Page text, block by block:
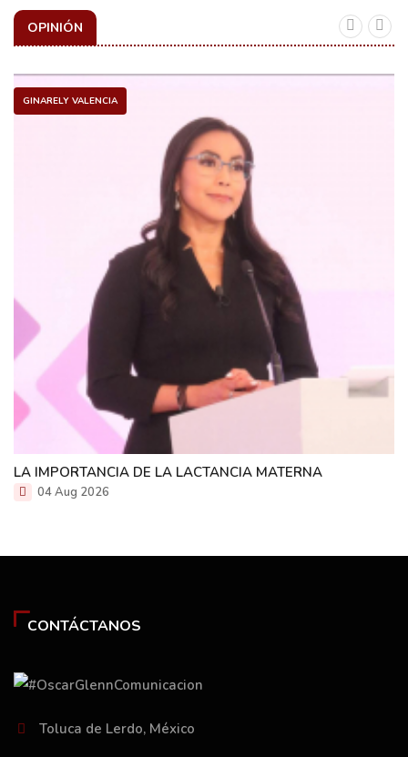
OPINIÓN
GINARELY VALENCIA
LA IMPORTANCIA DE LA LACTANCIA MATERNA
04 Aug 2026
CONTÁCTANOS
Toluca de Lerdo, México